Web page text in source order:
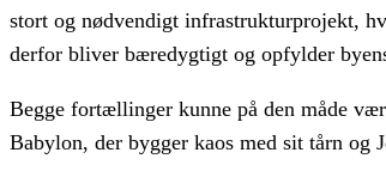
stort og nødvendigt infrastrukturprojekt,
derfor bliver bæredygtigt og opfylder
Begge fortællinger kunne på den måde
Babylon, der bygger kaos med sit tårn og